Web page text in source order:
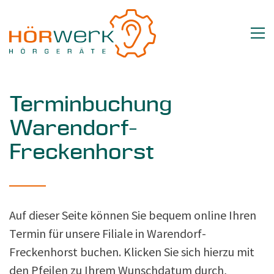
Terminbuchung
Warendorf-
Freckenhorst
Auf dieser Seite können Sie bequem online Ihren
Termin für unsere Filiale in Warendorf-
Freckenhorst buchen. Klicken Sie sich hierzu mit
den Pfeilen zu Ihrem Wunschdatum durch,